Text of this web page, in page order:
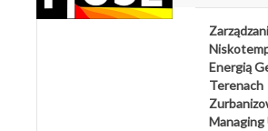
Energią
Terenach
Managing